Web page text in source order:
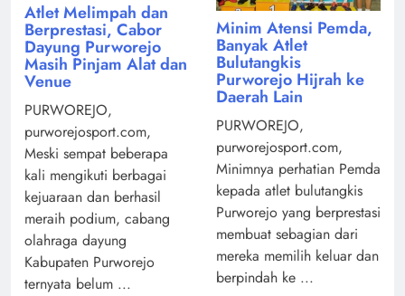
Atlet Melimpah dan
Berprestasi, Cabor
Dayung Purworejo
Masih Pinjam Alat dan
Venue
PURWOREJO,
purworejosport.com,
Meski sempat beberapa
kali mengikuti berbagai
kejuaraan dan berhasil
meraih podium, cabang
olahraga dayung
Kabupaten Purworejo
ternyata belum ...
Minim Atensi Pemda,
Banyak Atlet
Bulutangkis
Purworejo Hijrah ke
Daerah Lain
PURWOREJO,
purworejosport.com,
Minimnya perhatian Pemda
kepada atlet bulutangkis
Purworejo yang berprestasi
membuat sebagian dari
mereka memilih keluar dan
berpindah ke ...